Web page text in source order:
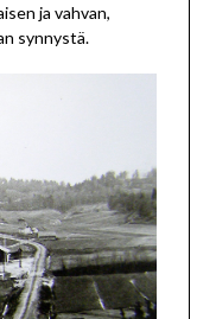
ja vahvan,
synnystä.